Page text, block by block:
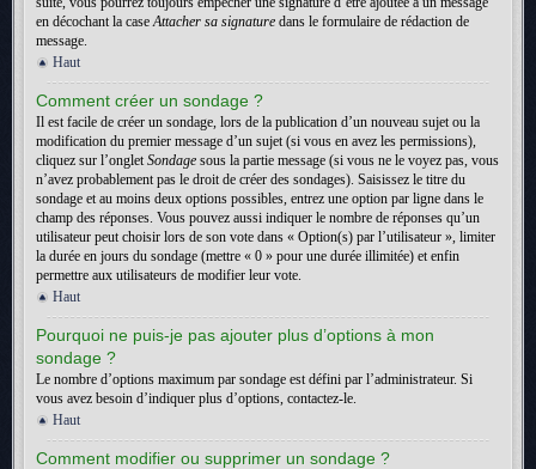
en décochant la caseAttacher sa signature dans le formulaire de rédaction de
message.
Haut
Comment créer un sondage ?
Il est facile de créer un sondage, lors de la publication d’un nouveau sujet ou la
modification du premier message d’un sujet (si vous en avez les permissions),
cliquez sur l’ongletSondage sous la partie message (si vous ne le voyez pas, vous
n’avez probablement pas le droit de créer des sondages). Saisissez le titre du
sondage et au moins deux options possibles, entrez une option par ligne dans le
champ des réponses. Vous pouvez aussi indiquer le nombre de réponses qu’un
utilisateur peut choisir lors de son vote dans « Option(s) par l’utilisateur », limiter
la durée en jours du sondage (mettre « 0 » pour une durée illimitée) et enfin
permettre aux utilisateurs de modifier leur vote.
Haut
Pourquoi ne puis-je pas ajouter plus d’options à mon
sondage ?
Le nombre d’options maximum par sondage est défini par l’administrateur. Si
vous avez besoin d’indiquer plus d’options, contactez-le.
Haut
Comment modifier ou supprimer un sondage ?